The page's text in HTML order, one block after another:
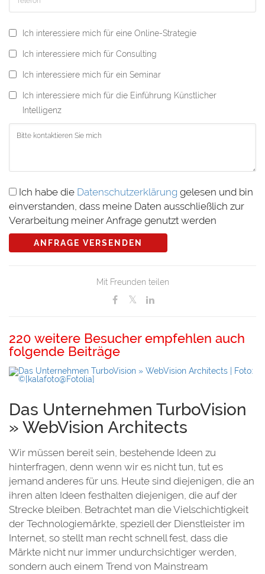
Ich interessiere mich für eine Online-Strategie
Ich interessiere mich für Consulting
Ich interessiere mich für ein Seminar
Ich interessiere mich für die Einführung Künstlicher
Intelligenz
Ich habe die Datenschutzerklärung gelesen und bin
einverstanden, dass meine Daten ausschließlich zur
Verarbeitung meiner Anfrage genutzt werden
ANFRAGE VERSENDEN
Mit Freunden teilen
220 weitere Besucher empfehlen auch
folgende Beiträge
Das Unternehmen TurboVision
» WebVision Architects
Wir müssen bereit sein, bestehende Ideen zu
hinterfragen, denn wenn wir es nicht tun, tut es
jemand anderes für uns. Heute sind diejenigen, die an
ihren alten Ideen festhalten diejenigen, die auf der
Strecke bleiben. Betrachtet man die Vielschichtigkeit
der Technologiemärkte, speziell der Dienstleister im
Internet, so stellt man recht schnell fest, dass die
Märkte nicht nur immer undurchsichtiger werden,
sondern auch einem Trend von Mainstream